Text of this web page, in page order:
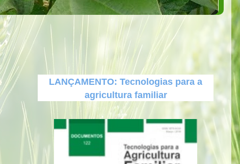
LANÇAMENTO: Tecnologias para a
agricultura familiar